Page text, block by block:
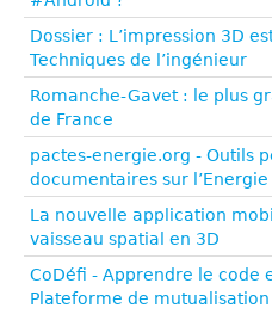
Dossier : L’impression 3D
Techniques de l’ingénieur
Romanche-Gavet : le plus
de France
pactes-energie.org - Outils
documentaires sur l’Energie
La nouvelle application
vaisseau spatial en 3D
CoDéfi - Apprendre le code
Plateforme de mutualisation